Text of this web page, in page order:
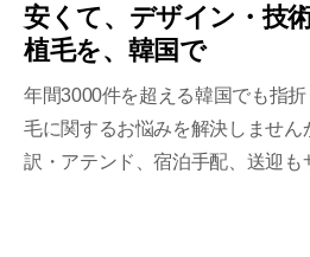
安くて、デザイン・技
植毛を、韓国で
年間3000件を超える韓国でも指
毛に関するお悩みを解決しません
訳・アテンド、宿泊手配、送迎も